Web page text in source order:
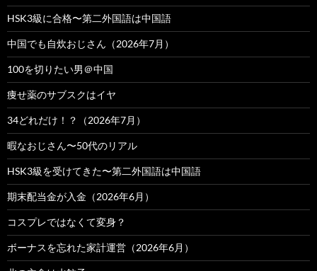
HSK3級に合格〜第二外国語は中国語
中国でも自炊おじさん（2026年7月）
100を切りたい男＠中国
痩せ薬のサブスクはイヤ
34どれだけ！？（2026年7月）
暇なおじさん〜50代のリアル
HSK3級を受けてきた〜第二外国語は中国語
期末配当金が入金（2026年6月）
コスプレではなくて変身？
ボーナスを忘れた家計運営（2026年6月）